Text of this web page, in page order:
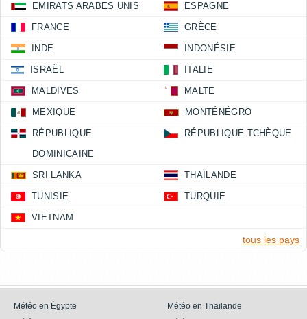
EMIRATS ARABES UNIS ESPAGNE
FRANCE GRÈCE
INDE INDONÉSIE
ISRAËL ITALIE
MALDIVES MALTE
MEXIQUE MONTÉNÉGRO
RÉPUBLIQUE
DOMINICAINE
RÉPUBLIQUE TCHÈQUE
SRI LANKA THAÏLANDE
TUNISIE TURQUIE
VIETNAM
tous les pays
Météo en Égypte
Météo en Thaïlande